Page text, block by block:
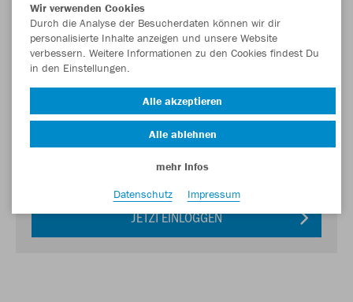
Login zum Teamshop TuS 07 Oberlar
JETZT EINLOGGEN
Wir verwenden Cookies
Durch die Analyse der Besucherdaten können wir dir
personalisierte Inhalte anzeigen und unsere Website
verbessern. Weitere Informationen zu den Cookies findest Du
in den Einstellungen.
Alle akzeptieren
Alle ablehnen
mehr Infos
Datenschutz
Impressum